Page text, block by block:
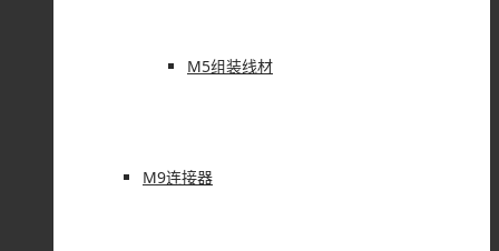
M5组装线材
M9连接器